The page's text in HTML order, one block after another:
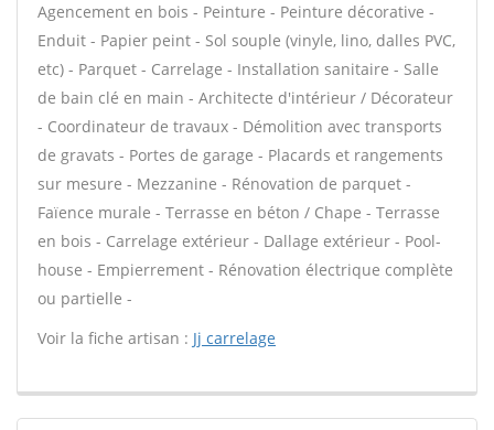
Agencement en bois - Peinture - Peinture décorative -
Enduit - Papier peint - Sol souple (vinyle, lino, dalles PVC,
etc) - Parquet - Carrelage - Installation sanitaire - Salle
de bain clé en main - Architecte d'intérieur / Décorateur
- Coordinateur de travaux - Démolition avec transports
de gravats - Portes de garage - Placards et rangements
sur mesure - Mezzanine - Rénovation de parquet -
Faïence murale - Terrasse en béton / Chape - Terrasse
en bois - Carrelage extérieur - Dallage extérieur - Pool-
house - Empierrement - Rénovation électrique complète
ou partielle -
Voir la fiche artisan : Jj carrelage